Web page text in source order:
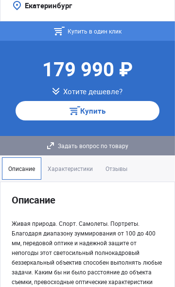
Екатеринбург
Купить в один клик
179 990 ₽
Хотите дешевле?
Купить
Задать вопрос по товару
Описание Характеристики Отзывы
Описание
Живая природа. Спорт. Самолеты. Портреты.
Благодаря диапазону зуммирования от 100 до 400
мм, передовой оптике и надежной защите от
непогоды этот светосильный полнокадровый
беззеркальный объектив способен выполнять любые
задачи. Каким бы ни было расстояние до объекта
съемки, превосходные оптические характеристики